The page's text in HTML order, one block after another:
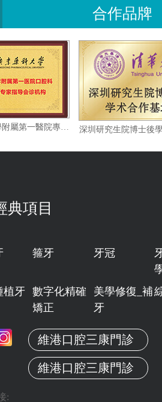
合作品牌
廣東藥科大學附屬第一醫院專家指導會診機构
典項目
箍牙 牙冠
植牙 數字化精確
矯正
美學修復_補
牙
維港口腔三康門診
維港口腔三康門診
: